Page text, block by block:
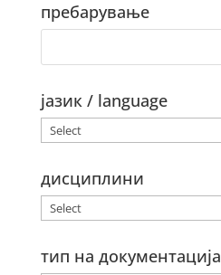
пребарување
јазик / language
дисциплини
тип на документација